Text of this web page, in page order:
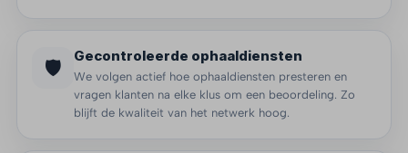
🛡️ Gecontroleerde ophaaldiensten
We volgen actief hoe ophaaldiensten presteren en
vragen klanten na elke klus om een beoordeling. Zo
blijft de kwaliteit van het netwerk hoog.